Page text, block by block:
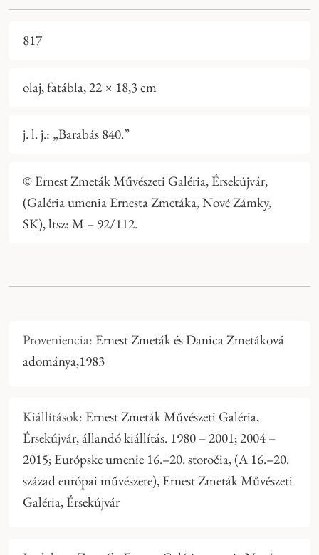
817
olaj, fatábla, 22 × 18,3 cm
j. l. j.: „Barabás 840.”
© Ernest Zmeták Művészeti Galéria, Érsekújvár,
(Galéria umenia Ernesta Zmetáka, Nové Zámky,
SK), ltsz: M – 92/112.
Proveniencia: Ernest Zmeták és Danica Zmetáková
adománya,1983
Kiállítások: Ernest Zmeták Művészeti Galéria,
Érsekújvár, állandó kiállítás. 1980 – 2001; 2004 –
2015; Európske umenie 16.–20. storočia, (A 16.–20.
század európai művészete), Ernest Zmeták Művészeti
Galéria, Érsekújvár